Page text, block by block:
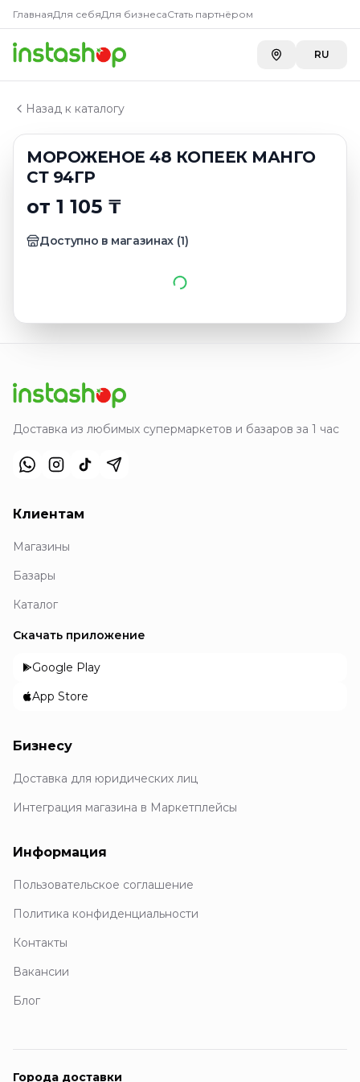
ГлавнаяДля себяДля бизнесаСтать партнёром
RU
Назад к каталогу
МОРОЖЕНОЕ 48 КОПЕЕК МАНГО
СТ 94ГР
от 1 105 ₸
Доступно в магазинах (1)
Главная
Каталог
В вафельном стаканчике
МОРОЖЕНОЕ 48 КОПЕЕК МАНГО СТ 94ГР
Доставка из любимых супермаркетов и базаров за 1 час
Клиентам
Магазины
Базары
Каталог
Скачать приложение
Google Play
App Store
Бизнесу
Доставка для юридических лиц
Интеграция магазина в Маркетплейсы
Информация
Пользовательское соглашение
Политика конфиденциальности
Контакты
Вакансии
Блог
Города доставки